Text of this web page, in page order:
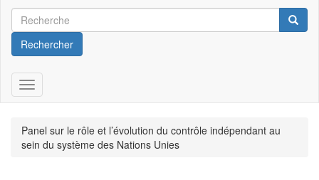
Rechercher
Toggle navigation
Panel sur le rôle et l’évolution du contrôle indépendant au
sein du système des Nations Unies